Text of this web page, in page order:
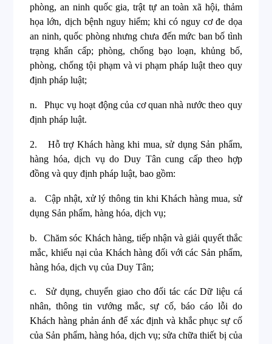
phòng, an ninh quốc gia, trật tự an toàn xã hội, thảm
họa lớn, dịch bệnh nguy hiểm; khi có nguy cơ đe dọa
an ninh, quốc phòng nhưng chưa đến mức ban bố tình
trạng khẩn cấp; phòng, chống bạo loạn, khủng bố,
phòng, chống tội phạm và vi phạm pháp luật theo quy
định pháp luật;
n.
Phục vụ hoạt động của cơ quan nhà nước theo quy
định pháp luật.
2.
Hỗ trợ Khách hàng khi mua, sử dụng Sản phẩm,
hàng hóa, dịch vụ do Duy Tân cung cấp theo hợp
đồng và quy định pháp luật, bao gồm:
a.
Cập nhật, xử lý thông tin khi Khách hàng mua, sử
dụng Sản phẩm, hàng hóa, dịch vụ;
b.
Chăm sóc Khách hàng, tiếp nhận và giải quyết thắc
mắc, khiếu nại của Khách hàng đối với các Sản phẩm,
hàng hóa, dịch vụ của Duy Tân;
c.
Sử dụng, chuyển giao cho đối tác các Dữ liệu cá
nhân, thông tin vướng mắc, sự cố, báo cáo lỗi do
Khách hàng phản ánh để xác định và khắc phục sự cố
của Sản phẩm, hàng hóa, dịch vụ; sửa chữa thiết bị của